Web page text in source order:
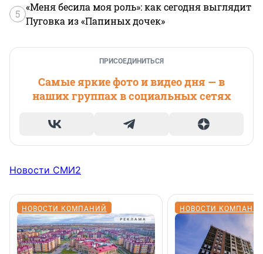
5
«Меня бесила моя роль»: как сегодня выглядит
Пуговка из «Папиных дочек»
ПРИСОЕДИНИТЬСЯ
Самые яркие фото и видео дня — в
наших группах в социальных сетях
Новости СМИ2
НОВОСТИ КОМПАНИЙ НОВОСТИ